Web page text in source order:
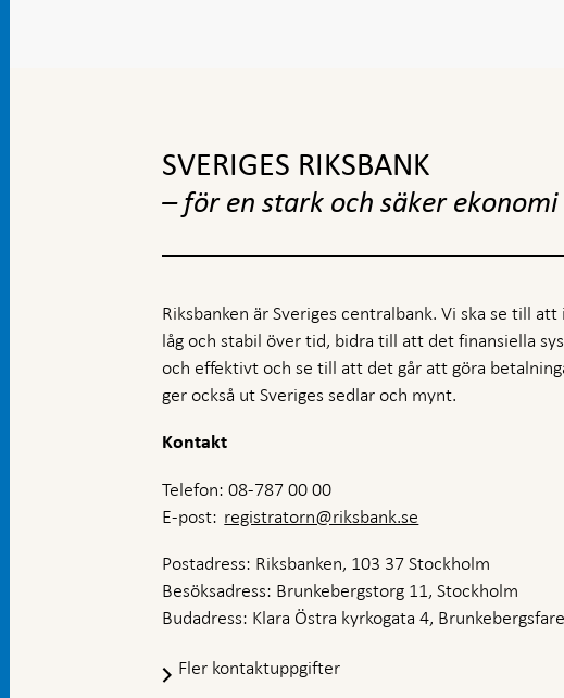
SVERIGES RIKSBANK
– för en stark och säker ekonomi
Riksbanken är Sveriges centralbank. Vi ska se till
låg och stabil över tid, bidra till att det finansiella
och effektivt och se till att det går att göra
ger också ut Sveriges sedlar och mynt.
Kontakt
Telefon: 08-787 00 00
E-post: registratorn@riksbank.se
Postadress: Riksbanken, 103 37 Stockholm
Besöksadress: Brunkebergstorg 11, Stockholm
Budadress: Klara Östra kyrkogata 4,
Fler kontaktuppgifter